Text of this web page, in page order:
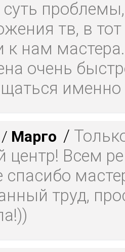
тв, в
к нам
очень
/ Марго /
центр! Всем
спасибо
труд,